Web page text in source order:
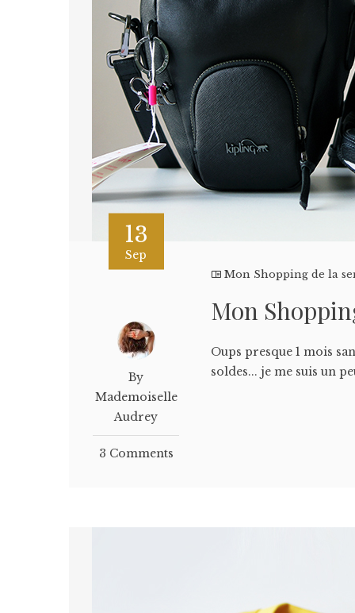
13
Sep
By
Mademoiselle
Audrey
3 Comments
Mon Shopping de la
Mon
Oups presque 1 mois
soldes... je me suis un